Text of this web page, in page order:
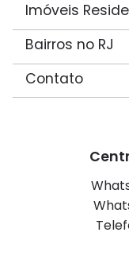
Imóveis
Bairros no RJ
Contato